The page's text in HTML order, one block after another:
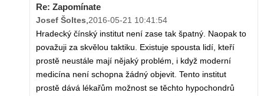
Re: Zapomínate
Josef Šoltes,2016-05-21 10:41:54
Hradecký čínský institut není zase tak špatný. Naopak to
považuji za skvělou taktiku. Existuje spousta lidí, kteří
prostě neustále mají nějaký problém, i když moderní
medicína není schopna žádný objevit. Tento institut
prostě dává lékařům možnost se těchto hypochondrů